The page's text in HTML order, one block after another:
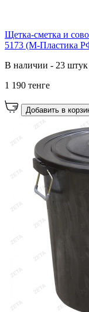
Щетка-сметка и
5173 (М-Пластика
В наличии - 23 штук
1 190 тенге
Добавить в